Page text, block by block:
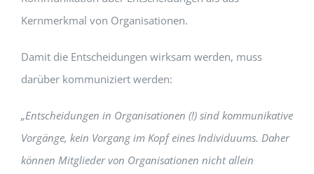
Kernmerkmal von Organisationen.
Damit die Entscheidungen wirksam werden, muss
darüber kommuniziert werden:
„Entscheidungen in Organisationen (!) sind kommunikative
Vorgänge, kein Vorgang im Kopf eines Individuums. Daher
können Mitglieder von Organisationen nicht allein